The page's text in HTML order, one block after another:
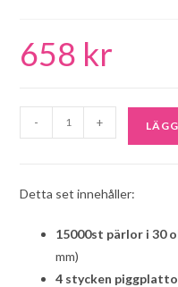
658 kr
- +
Detta set innehåller:
15000st pärlor i 30
mm)
4 stycken